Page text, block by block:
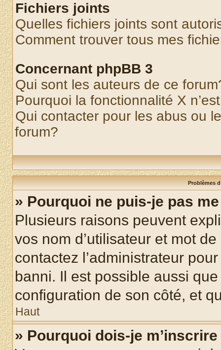
Fichiers joints
Quelles fichiers joints sont
Comment trouver tous mes
Concernant phpBB 3
Qui sont les auteurs de ce
Pourquoi la fonctionnalité X
Qui contacter pour les abus ou
forum?
Problèmes
» Pourquoi ne puis-je pas
Plusieurs raisons peuvent
vos nom d’utilisateur et mot
contactez l’administrateur
banni. Il est possible aussi
configuration de son côté, et
Haut
» Pourquoi dois-je